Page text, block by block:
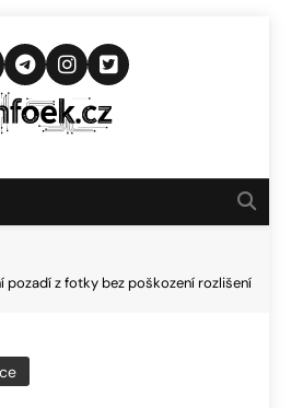
Novinkám
pozadí z fotky bez poškození rozlišení